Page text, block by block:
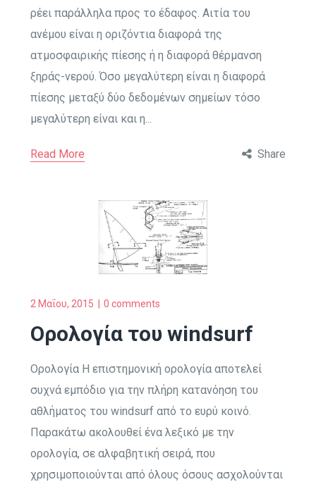
ρέει παράλληλα προς το έδαφος. Αιτία του
ανέμου είναι η οριζόντια διαφορά της
ατμοσφαιρικής πίεσης ή η διαφορά θέρμανση
ξηράς-νερού. Όσο μεγαλύτερη είναι η διαφορά
πίεσης μεταξύ δύο δεδομένων σημείων τόσο
μεγαλύτερη είναι και η...
Read More Share
2 Μαΐου, 2015 0 comments
Ορολογία του windsurf
Ορολογία Η επιστημονική ορολογία αποτελεί
συχνά εμπόδιο για την πλήρη κατανόηση του
αθλήματος του windsurf από το ευρύ κοινό.
Παρακάτω ακολουθεί ένα λεξικό με την
ορολογία, σε αλφαβητική σειρά, που
χρησιμοποιούνται από όλους όσους ασχολούνται